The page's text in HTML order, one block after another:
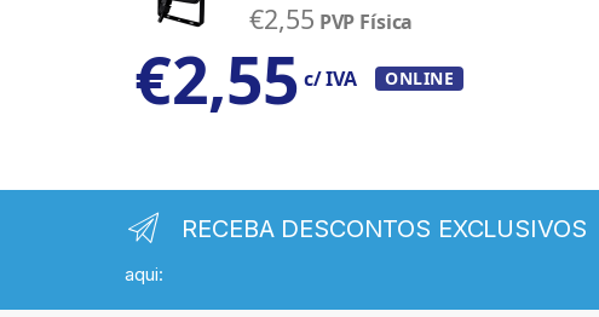
€2,55 PVP Física
€2,55 c/ IVA ONLINE
RECEBA DESCONTOS EXCLUSIVOS
aqui: